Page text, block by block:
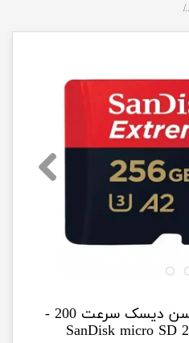
کارت حافظه 256 گیگ سن دیسک سرعت 200 -
SanDisk micro SD